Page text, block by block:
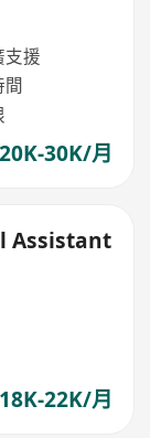
援
間
30K/月
Assistant
22K/月